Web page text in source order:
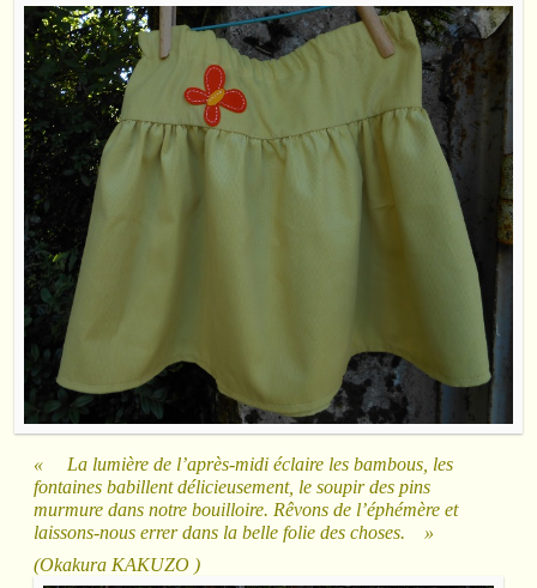
« La lumière de l’après-midi éclaire les bambous, les
fontaines babillent délicieusement, le soupir des pins
murmure dans notre bouilloire. Rêvons de l’éphémère et
laissons-nous errer dans la belle folie des choses. »
(Okakura KAKUZO )